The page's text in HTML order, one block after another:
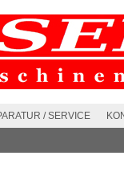
/ SERVICE